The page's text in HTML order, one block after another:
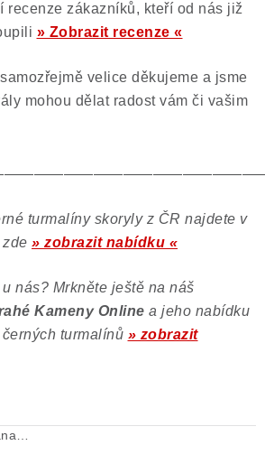
recenze zákazníků, kteří od nás již
» Zobrazit recenze «
velice děkujeme a jsme
mohou dělat radost vám či vašim
turmalíny skoryly z ČR najdete v
» zobrazit nabídku «
nás? Mrkněte ještě na náš
Kameny Online a jeho nabídku
turmalínů » zobrazit